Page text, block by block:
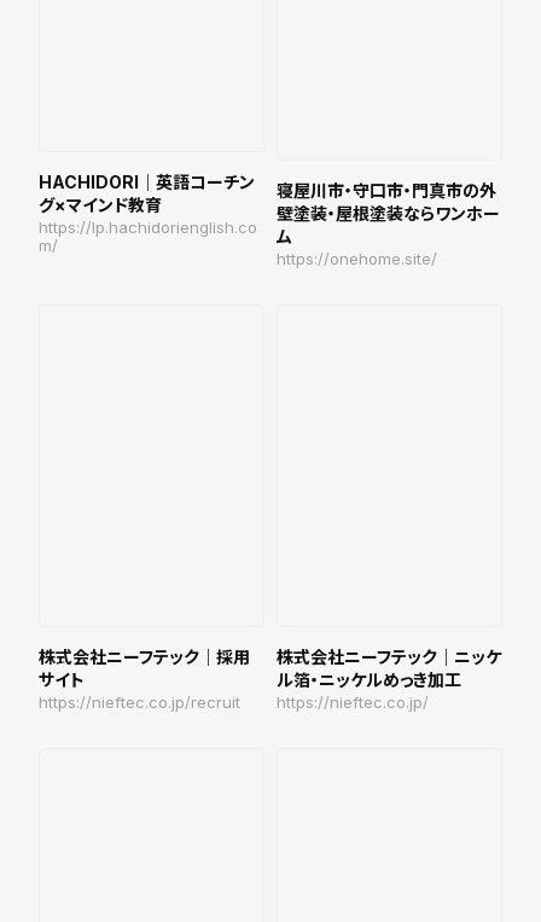
HACHIDORI｜英語コーチン
グ×マインド教育
https://lp.hachidorienglish.co
m/
寝屋川市・守口市・門真市の外
壁塗装・屋根塗装ならワンホー
ム
https://onehome.site/
株式会社ニーフテック｜採用
サイト
https://nieftec.co.jp/recruit
株式会社ニーフテック｜ニッケ
ル箔・ニッケルめっき加工
https://nieftec.co.jp/